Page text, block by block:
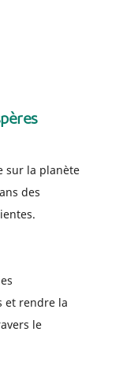
sur la planète
des
et rendre la
le